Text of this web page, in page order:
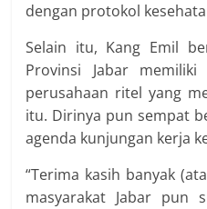
dengan protokol
Selain itu, Kang Emil
Provinsi Jabar
perusahaan ritel yang
itu. Dirinya pun sempat
agenda kunjungan kerja
“Terima kasih banyak
masyarakat Jabar pun